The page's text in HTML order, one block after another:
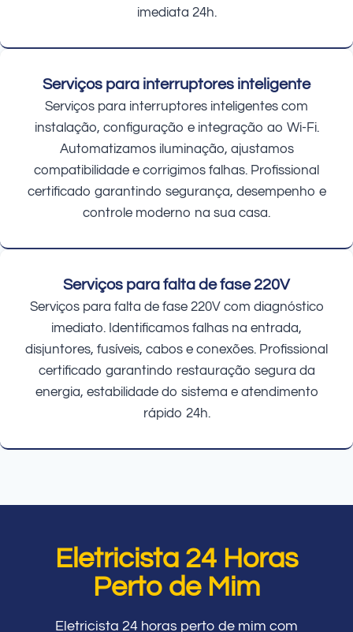
imediata 24h.
Serviços para interruptores inteligente
Serviços para interruptores inteligentes com
instalação, configuração e integração ao Wi-Fi.
Automatizamos iluminação, ajustamos
compatibilidade e corrigimos falhas. Profissional
certificado garantindo segurança, desempenho e
controle moderno na sua casa.
Serviços para falta de fase 220V
Serviços para falta de fase 220V com diagnóstico
imediato. Identificamos falhas na entrada,
disjuntores, fusíveis, cabos e conexões. Profissional
certificado garantindo restauração segura da
energia, estabilidade do sistema e atendimento
rápido 24h.
Eletricista 24 Horas
Perto de Mim
Eletricista 24 horas perto de mim com